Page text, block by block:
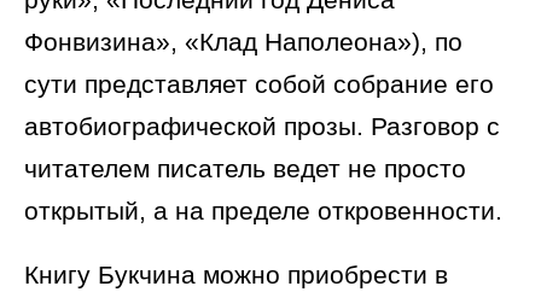
Фонвизина», «Клад Наполеона»), по
сути представляет собой собрание его
автобиографической прозы. Разговор с
читателем писатель ведет не просто
открытый, а на пределе откровенности.
Книгу Букчина можно приобрести в